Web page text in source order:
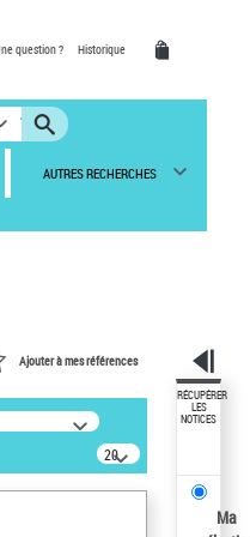
question ? Historique
AUTRES RECHERCHES
Ajouter à mes références
20
résultats/page
RÉCUPÉRER
LES
NOTICES
Ma